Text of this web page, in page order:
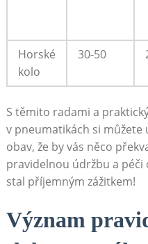
Horské
kolo
30-50
S těmito radami a
v pneumatikách si můžete
obav, že by vás něco
pravidelnou údržbu a péči
stal příjemným zážitkem!
Význam